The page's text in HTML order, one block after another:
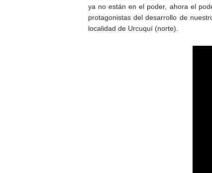
ya no están en el poder, ahora el
protagonistas del desarrollo de
localidad de Urcuquí (norte).